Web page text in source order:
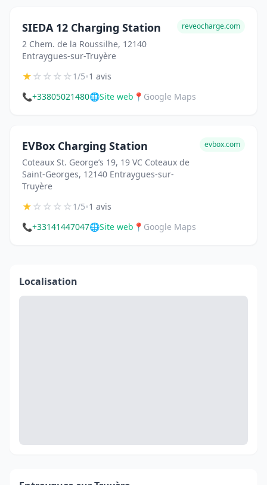
SIEDA 12 Charging Station
2 Chem. de la Roussilhe, 12140
Entraygues-sur-Truyère
reveocharge.com
★☆☆☆☆1/5•1 avis
📞+33805021480🌐Site web 📍 Google Maps
EVBox Charging Station
Coteaux St. George’s 19, 19 VC Coteaux de
Saint-Georges, 12140 Entraygues-sur-
Truyère
evbox.com
★☆☆☆☆1/5•1 avis
📞+33141447047🌐Site web 📍 Google Maps
Localisation